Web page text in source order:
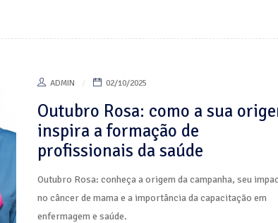
ADMIN 02/10/2025
Outubro Rosa: como a sua
inspira a formação de
profissionais da saúde
Outubro Rosa: conheça a origem da campanha, seu
no câncer de mama e a importância da capacitação em
enfermagem e saúde.